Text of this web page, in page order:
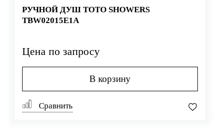
РУЧНОЙ ДУШ TOTO SHOWERS
TBW02015E1A
Цена по запросу
В корзину
Сравнить